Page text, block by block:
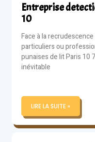
Entreprise
10
Face à la
particuliers ou
punaises de lit Paris 10
inévitable
LIRE LA SUITE »